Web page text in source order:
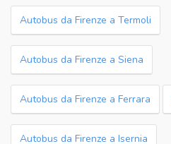
Autobus da Firenze a Termoli
Autobus da Firenze a Siena
Autobus da Firenze a Ferrara
Autobus da Firenze a Isernia